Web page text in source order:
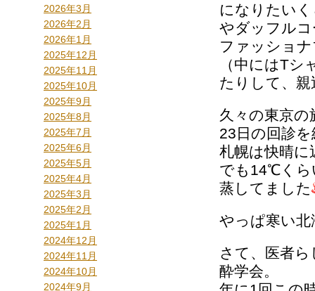
2026年3月
2026年2月
2026年1月
2025年12月
2025年11月
2025年10月
2025年9月
2025年8月
2025年7月
2025年6月
2025年5月
2025年4月
2025年3月
2025年2月
2025年1月
2024年12月
2024年11月
2024年10月
2024年9月
になりたい
やダッフル
ファッショ
（中にはT
たりして、
久々の東京の
23日の回診
札幌は快晴に
でも14℃くら
蒸してました
やっぱ寒い
さて、医者
酔学会。